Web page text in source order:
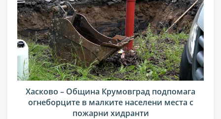
Хасково – Община Крумовград подпомага
огнеборците в малките населени места с
пожарни хидранти